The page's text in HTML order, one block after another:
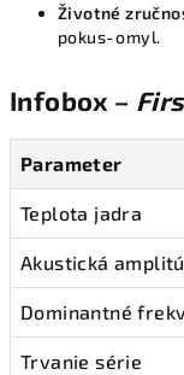
Životné
pokus‑omyl.
Infobox –
Parameter
Teplota jadra
Akustická
Dominantné
Trvanie série